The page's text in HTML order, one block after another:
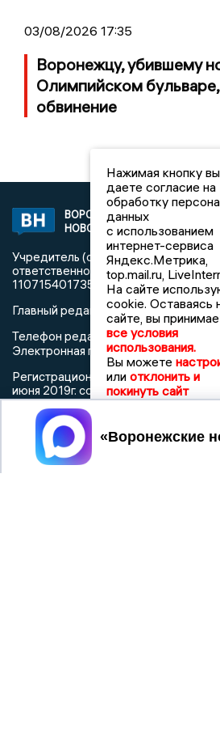
03/08/2026 17:35
Воронежцу, убившему
Олимпийском
обвинение
ВОРОНЕЖСКИЕ
НОВОСТИ
2019 ©
«Воронежские
Учредитель (соучредители):
ответственностью
1107154017354)
Главный редактор: Пирогов А.А.
Телефон редакции: +7 (473) 262 77 92
Электронная почта редакции:
Регистрационный номер: серия Эл
июня 2019г. согласно выписке из
зарегистрированных средств
выдана Федеральной службой по
информационных технологий и
Нажимая кнопку вы
даете согласие на
обработку
данных
с использованием
интернет-сервиса
Яндекс.Метрика,
top.mail.ru,
На сайте
cookie. Оставаясь
сайте, вы
все условия
использования.
Вы можете
или отклонить и
покинуть сайт
Принять